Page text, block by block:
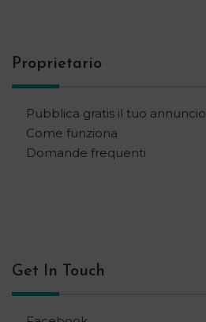
Proprietario
Pubblica gratis il tuo annuncio
Come funziona
Domande frequenti
Get In Touch